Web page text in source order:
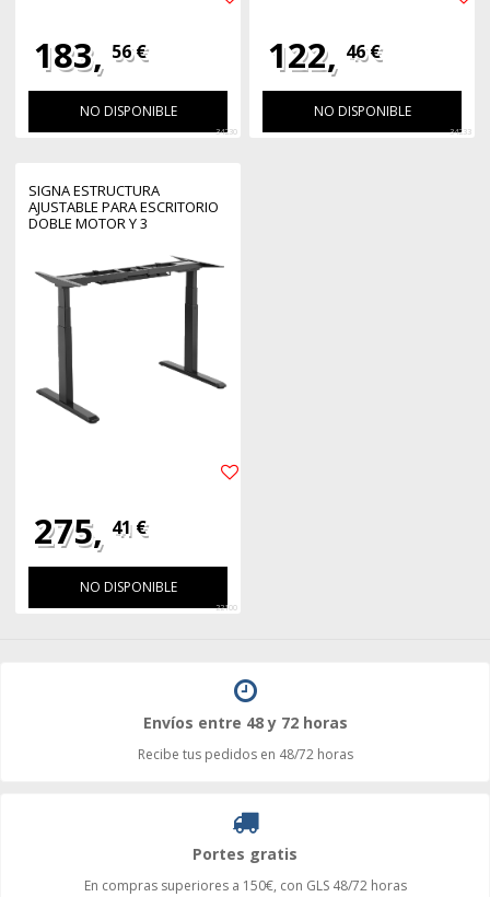
183, 56 €
NO DISPONIBLE
34230
122, 46 €
NO DISPONIBLE
34233
SIGNA ESTRUCTURA
AJUSTABLE PARA ESCRITORIO
DOBLE MOTOR Y 3
275, 41 €
NO DISPONIBLE
22100
Envíos entre 48 y 72 horas
Recibe tus pedidos en 48/72 horas
Portes gratis
En compras superiores a 150€, con GLS 48/72 horas